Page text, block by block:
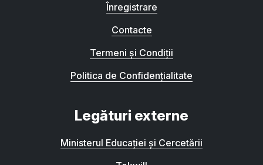
Înregistrare
Contacte
Termeni și Condiții
Politica de Confidențialitate
Legături externe
Ministerul Educației și Cercetării